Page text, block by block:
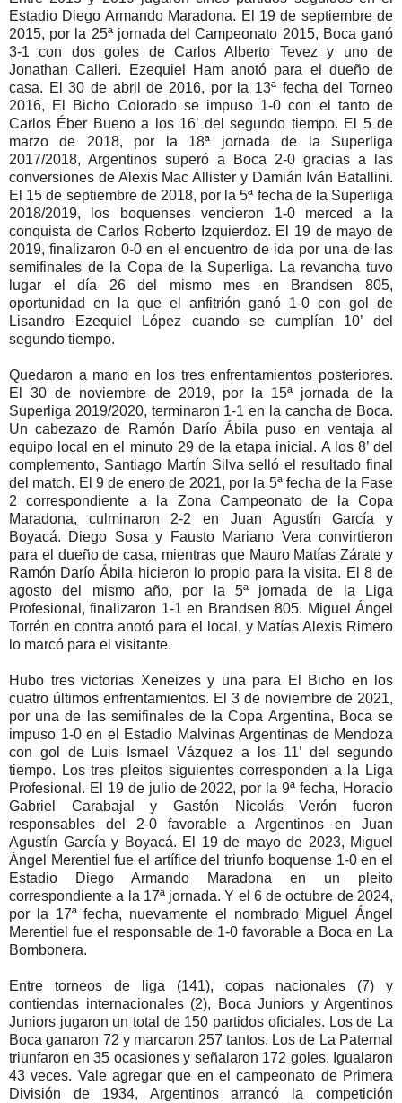
Estadio Diego Armando Maradona. El 19 de septiembre de
2015, por la 25ª jornada del Campeonato 2015, Boca ganó
3-1 con dos goles de Carlos Alberto Tevez y uno de
Jonathan Calleri. Ezequiel Ham anotó para el dueño de
casa. El 30 de abril de 2016, por la 13ª fecha del Torneo
2016, El Bicho Colorado se impuso 1-0 con el tanto de
Carlos Éber Bueno a los 16’ del segundo tiempo. El 5 de
marzo de 2018, por la 18ª jornada de la Superliga
2017/2018, Argentinos superó a Boca 2-0 gracias a las
conversiones de Alexis Mac Allister y Damián Iván Batallini.
El 15 de septiembre de 2018, por la 5ª fecha de la Superliga
2018/2019, los boquenses vencieron 1-0 merced a la
conquista de Carlos Roberto Izquierdoz. El 19 de mayo de
2019, finalizaron 0-0 en el encuentro de ida por una de las
semifinales de la Copa de la Superliga. La revancha tuvo
lugar el día 26 del mismo mes en Brandsen 805,
oportunidad en la que el anfitrión ganó 1-0 con gol de
Lisandro Ezequiel López cuando se cumplían 10’ del
segundo tiempo.
Quedaron a mano en los tres enfrentamientos posteriores.
El 30 de noviembre de 2019, por la 15ª jornada de la
Superliga 2019/2020, terminaron 1-1 en la cancha de Boca.
Un cabezazo de Ramón Darío Ábila puso en ventaja al
equipo local en el minuto 29 de la etapa inicial. A los 8’ del
complemento, Santiago Martín Silva selló el resultado final
del match. El 9 de enero de 2021, por la 5ª fecha de la Fase
2 correspondiente a la Zona Campeonato de la Copa
Maradona, culminaron 2-2 en Juan Agustín García y
Boyacá. Diego Sosa y Fausto Mariano Vera convirtieron
para el dueño de casa, mientras que Mauro Matías Zárate y
Ramón Darío Ábila hicieron lo propio para la visita. El 8 de
agosto del mismo año, por la 5ª jornada de la Liga
Profesional, finalizaron 1-1 en Brandsen 805. Miguel Ángel
Torrén en contra anotó para el local, y Matías Alexis Rimero
lo marcó para el visitante.
Hubo tres victorias Xeneizes y una para El Bicho en los
cuatro últimos enfrentamientos. El 3 de noviembre de 2021,
por una de las semifinales de la Copa Argentina, Boca se
impuso 1-0 en el Estadio Malvinas Argentinas de Mendoza
con gol de Luis Ismael Vázquez a los 11’ del segundo
tiempo. Los tres pleitos siguientes corresponden a la Liga
Profesional. El 19 de julio de 2022, por la 9ª fecha, Horacio
Gabriel Carabajal y Gastón Nicolás Verón fueron
responsables del 2-0 favorable a Argentinos en Juan
Agustín García y Boyacá. El 19 de mayo de 2023, Miguel
Ángel Merentiel fue el artífice del triunfo boquense 1-0 en el
Estadio Diego Armando Maradona en un pleito
correspondiente a la 17ª jornada. Y el 6 de octubre de 2024,
por la 17ª fecha, nuevamente el nombrado Miguel Ángel
Merentiel fue el responsable de 1-0 favorable a Boca en La
Bombonera.
Entre torneos de liga (141), copas nacionales (7) y
contiendas internacionales (2), Boca Juniors y Argentinos
Juniors jugaron un total de 150 partidos oficiales. Los de La
Boca ganaron 72 y marcaron 257 tantos. Los de La Paternal
triunfaron en 35 ocasiones y señalaron 172 goles. Igualaron
43 veces. Vale agregar que en el campeonato de Primera
División de 1934, Argentinos arrancó la competición